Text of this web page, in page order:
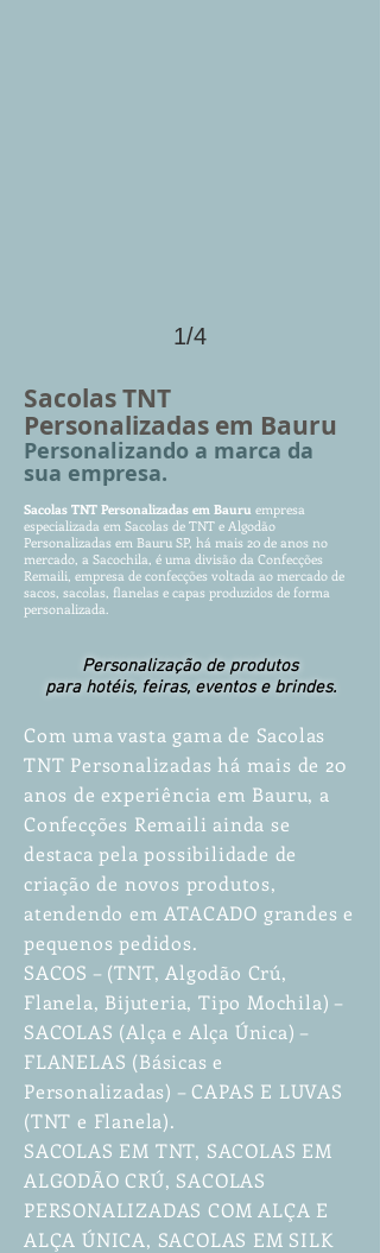
1/4
Sacolas TNT
Personalizadas em Bauru
Personalizando a marca da
sua empresa.
Sacolas TNT Personalizadas em Bauru empresa
especializada em Sacolas de TNT e Algodão
Personalizadas em Bauru SP, há mais 20 de anos no
mercado, a Sacochila, é uma divisão da Confecções
Remaili, empresa de confecções voltada ao mercado de
sacos, sacolas, flanelas e capas produzidos de forma
personalizada.
Personalização de produtos
para hotéis, feiras, eventos e brindes.
Com uma vasta gama de Sacolas
TNT Personalizadas há mais de 20
anos de experiência em Bauru, a
Confecções Remaili ainda se
destaca pela possibilidade de
criação de novos produtos,
atendendo em ATACADO grandes e
pequenos pedidos.
SACOS – (TNT, Algodão Crú,
Flanela, Bijuteria, Tipo Mochila) –
SACOLAS (Alça e Alça Única) –
FLANELAS (Básicas e
Personalizadas) – CAPAS E LUVAS
(TNT e Flanela).
SACOLAS EM TNT, SACOLAS EM
ALGODÃO CRÚ, SACOLAS
PERSONALIZADAS COM ALÇA E
ALÇA ÚNICA, SACOLAS EM SILK